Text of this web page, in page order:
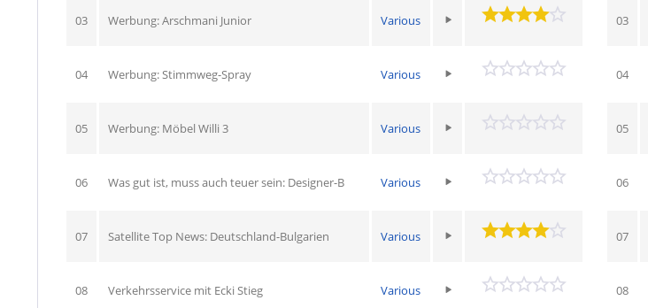
03 Werbung: Arschmani Junior Various
04 Werbung: Stimmweg-Spray Various
05 Werbung: Möbel Willi 3 Various
06 Was gut ist, muss auch teuer sein: Designer-B Various
07 Satellite Top News: Deutschland-Bulgarien Various
08 Verkehrsservice mit Ecki Stieg Various
03
04
05
06
07
08